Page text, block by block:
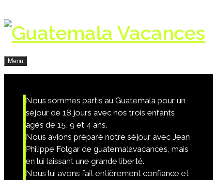
Menu
Nous sommes partis au Guatemala pour un
séjour de 18 jours avec nos trois enfants
agés de 15, 9 et 4 ans.
Nous avions préparé notre séjour avec Jean
Philippe Folgar de guatemalavacances, mais
en lui laissant une grande liberté.
Nous lui avons fait entièrement confiance et